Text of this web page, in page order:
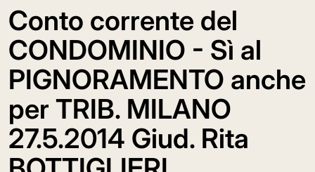
Conto corrente del
CONDOMINIO - Sì al
PIGNORAMENTO anche
per TRIB. MILANO
27.5.2014 Giud. Rita